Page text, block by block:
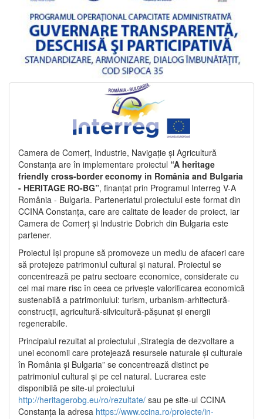
Camera de Comerț, Industrie, Navigație și Agricultură
Constanța are în implementare proiectul “A heritage
friendly cross-border economy in România and Bulgaria
- HERITAGE RO-BG”, finanțat prin Programul Interreg V-A
România - Bulgaria. Parteneriatul proiectului este format din
CCINA Constanța, care are calitate de leader de proiect, iar
Camera de Comerț și Industrie Dobrich din Bulgaria este
partener.
Proiectul își propune să promoveze un mediu de afaceri care
să protejeze patrimoniul cultural și natural. Proiectul se
concentrează pe patru sectoare economice, considerate cu
cel mai mare risc în ceea ce privește valorificarea economică
sustenabilă a patrimoniului: turism, urbanism-arhitectură-
construcții, agricultură-silvicultură-pășunat și energii
regenerabile.
Principalul rezultat al proiectului „Strategia de dezvoltare a
unei economii care protejează resursele naturale și culturale
în România și Bulgaria” se concentrează distinct pe
patrimoniul cultural și pe cel natural. Lucrarea este
disponibilă pe site-ul proiectului
http://heritagerobg.eu/ro/rezultate/ sau pe site-ul CCINA
Constanța la adresa https://www.ccina.ro/proiecte/in-